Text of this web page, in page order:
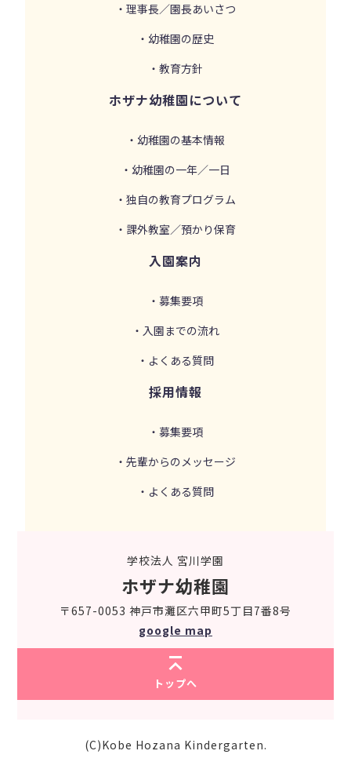
・理事長／園長あいさつ
・幼稚園の歴史
・教育方針
ホザナ幼稚園について
・幼稚園の基本情報
・幼稚園の一年／一日
・独自の教育プログラム
・課外教室／預かり保育
入園案内
・募集要項
・入園までの流れ
・よくある質問
採用情報
・募集要項
・先輩からのメッセージ
・よくある質問
学校法人 宮川学園
ホザナ幼稚園
〒657-0053 神戸市灘区六甲町5丁目7番8号
google map
トップへ
(C)Kobe Hozana Kindergarten.